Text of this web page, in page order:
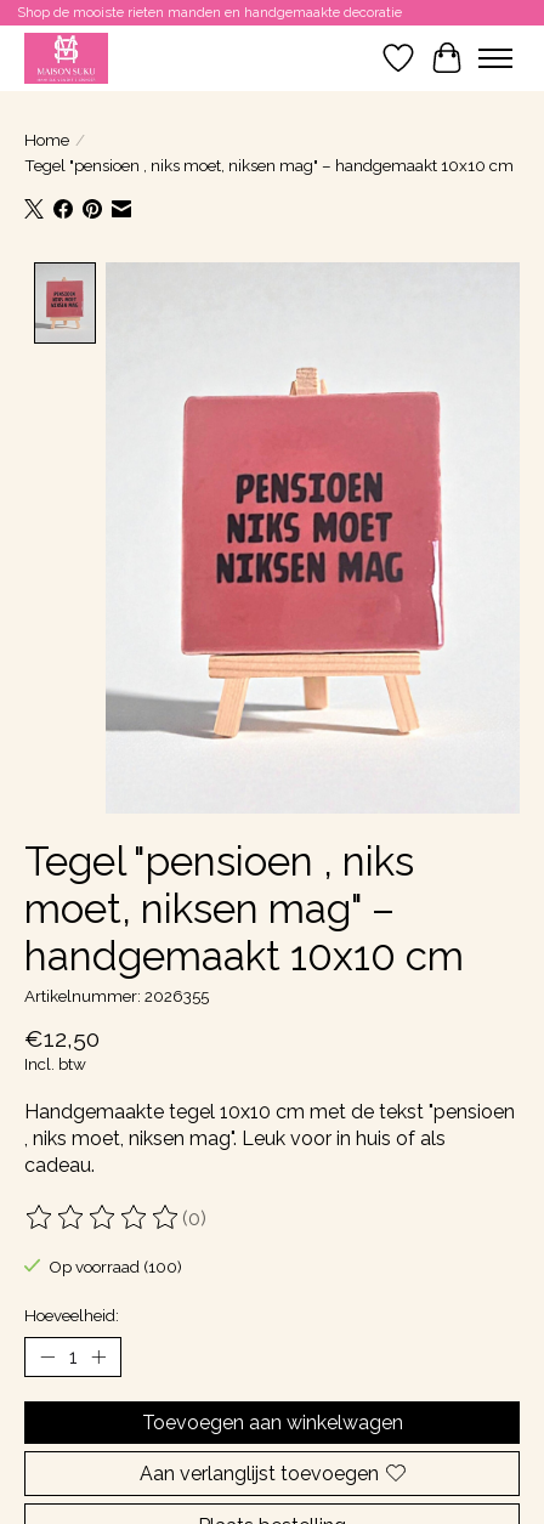
Shop de mooiste rieten manden en handgemaakte decoratie
Verlanglijst
Home /
Tegel "pensioen , niks moet, niksen mag" – handgemaakt 10x10 cm
Tegel "pensioen , niks
moet, niksen mag" –
handgemaakt 10x10 cm
Artikelnummer: 2026355
€12,50
Incl. btw
Handgemaakte tegel 10x10 cm met de tekst "pensioen
, niks moet, niksen mag". Leuk voor in huis of als
cadeau.
De beoordeling van dit product is
(0)
Op voorraad (100)
Hoeveelheid:
Toevoegen aan winkelwagen
Aan verlanglijst toevoegen